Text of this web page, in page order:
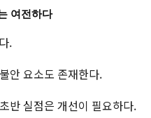
여전하다
.
안 요소도 존재한다.
반 실점은 개선이 필요하다.